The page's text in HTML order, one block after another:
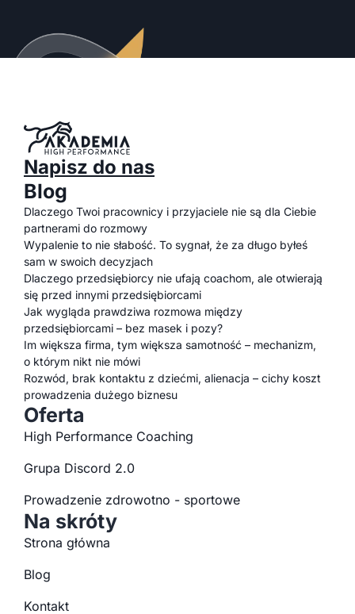
Napisz do nas
Blog
Dlaczego Twoi pracownicy i przyjaciele nie są dla Ciebie
partnerami do rozmowy
Wypalenie to nie słabość. To sygnał, że za długo byłeś
sam w swoich decyzjach
Dlaczego przedsiębiorcy nie ufają coachom, ale otwierają
się przed innymi przedsiębiorcami
Jak wygląda prawdziwa rozmowa między
przedsiębiorcami – bez masek i pozy?
Im większa firma, tym większa samotność – mechanizm,
o którym nikt nie mówi
Rozwód, brak kontaktu z dziećmi, alienacja – cichy koszt
prowadzenia dużego biznesu
Oferta
High Performance Coaching
Grupa Discord 2.0
Prowadzenie zdrowotno - sportowe
Na skróty
Strona główna
Blog
Kontakt